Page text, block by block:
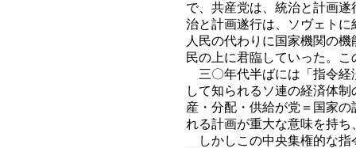
で、共産党は、統治と計画
治と計画遂行は、ソヴェト
人民の代わりに国家機関の
民の上に君臨していった。
三〇年代半ばには「指令経
して知られるソ連の経済体
産・分配・供給が党＝国家
れる計画が重大な意味を持
しかしこの中央集権的な指